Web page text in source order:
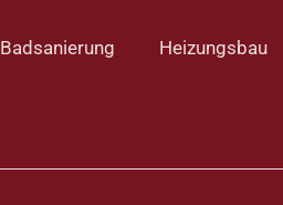
Badsanierung Heizungsbau